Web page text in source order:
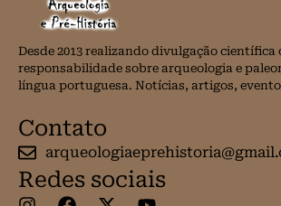
Desde 2013 realizando divulgação científica
responsabilidade sobre arqueologia e
língua portuguesa. Notícias, artigos,
Contato
Redes sociais